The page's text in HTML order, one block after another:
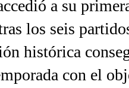
a su
los seis
histórica
con el